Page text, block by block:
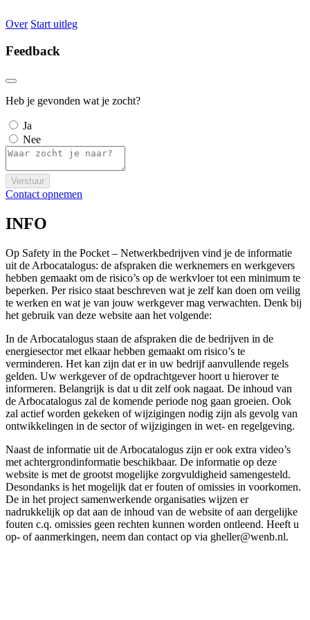
Over Start uitleg
Feedback
Heb je gevonden wat je zocht?
Ja
Nee
Verstuur
Contact opnemen
INFO
Op Safety in the Pocket – Netwerkbedrijven vind je de informatie
uit de Arbocatalogus: de afspraken die werknemers en werkgevers
hebben gemaakt om de risico’s op de werkvloer tot een minimum te
beperken. Per risico staat beschreven wat je zelf kan doen om veilig
te werken en wat je van jouw werkgever mag verwachten. Denk bij
het gebruik van deze website aan het volgende:
In de Arbocatalogus staan de afspraken die de bedrijven in de
energiesector met elkaar hebben gemaakt om risico’s te
verminderen. Het kan zijn dat er in uw bedrijf aanvullende regels
gelden. Uw werkgever of de opdrachtgever hoort u hierover te
informeren. Belangrijk is dat u dit zelf ook nagaat. De inhoud van
de Arbocatalogus zal de komende periode nog gaan groeien. Ook
zal actief worden gekeken of wijzigingen nodig zijn als gevolg van
ontwikkelingen in de sector of wijzigingen in wet- en regelgeving.
Naast de informatie uit de Arbocatalogus zijn er ook extra video’s
met achtergrondinformatie beschikbaar. De informatie op deze
website is met de grootst mogelijke zorgvuldigheid samengesteld.
Desondanks is het mogelijk dat er fouten of omissies in voorkomen.
De in het project samenwerkende organisaties wijzen er
nadrukkelijk op dat aan de inhoud van de website of aan dergelijke
fouten c.q. omissies geen rechten kunnen worden ontleend. Heeft u
op- of aanmerkingen, neem dan contact op via gheller@wenb.nl.